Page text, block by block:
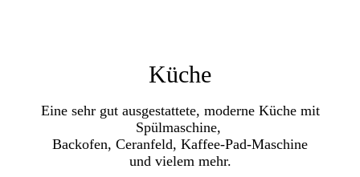
Küche
Eine sehr gut ausgestattete, moderne Küche mit
Spülmaschine,
Backofen, Ceranfeld, Kaffee-Pad-Maschine
und vielem mehr.